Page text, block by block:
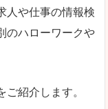
人や仕事の情報検
のハローワークや
紹介します。